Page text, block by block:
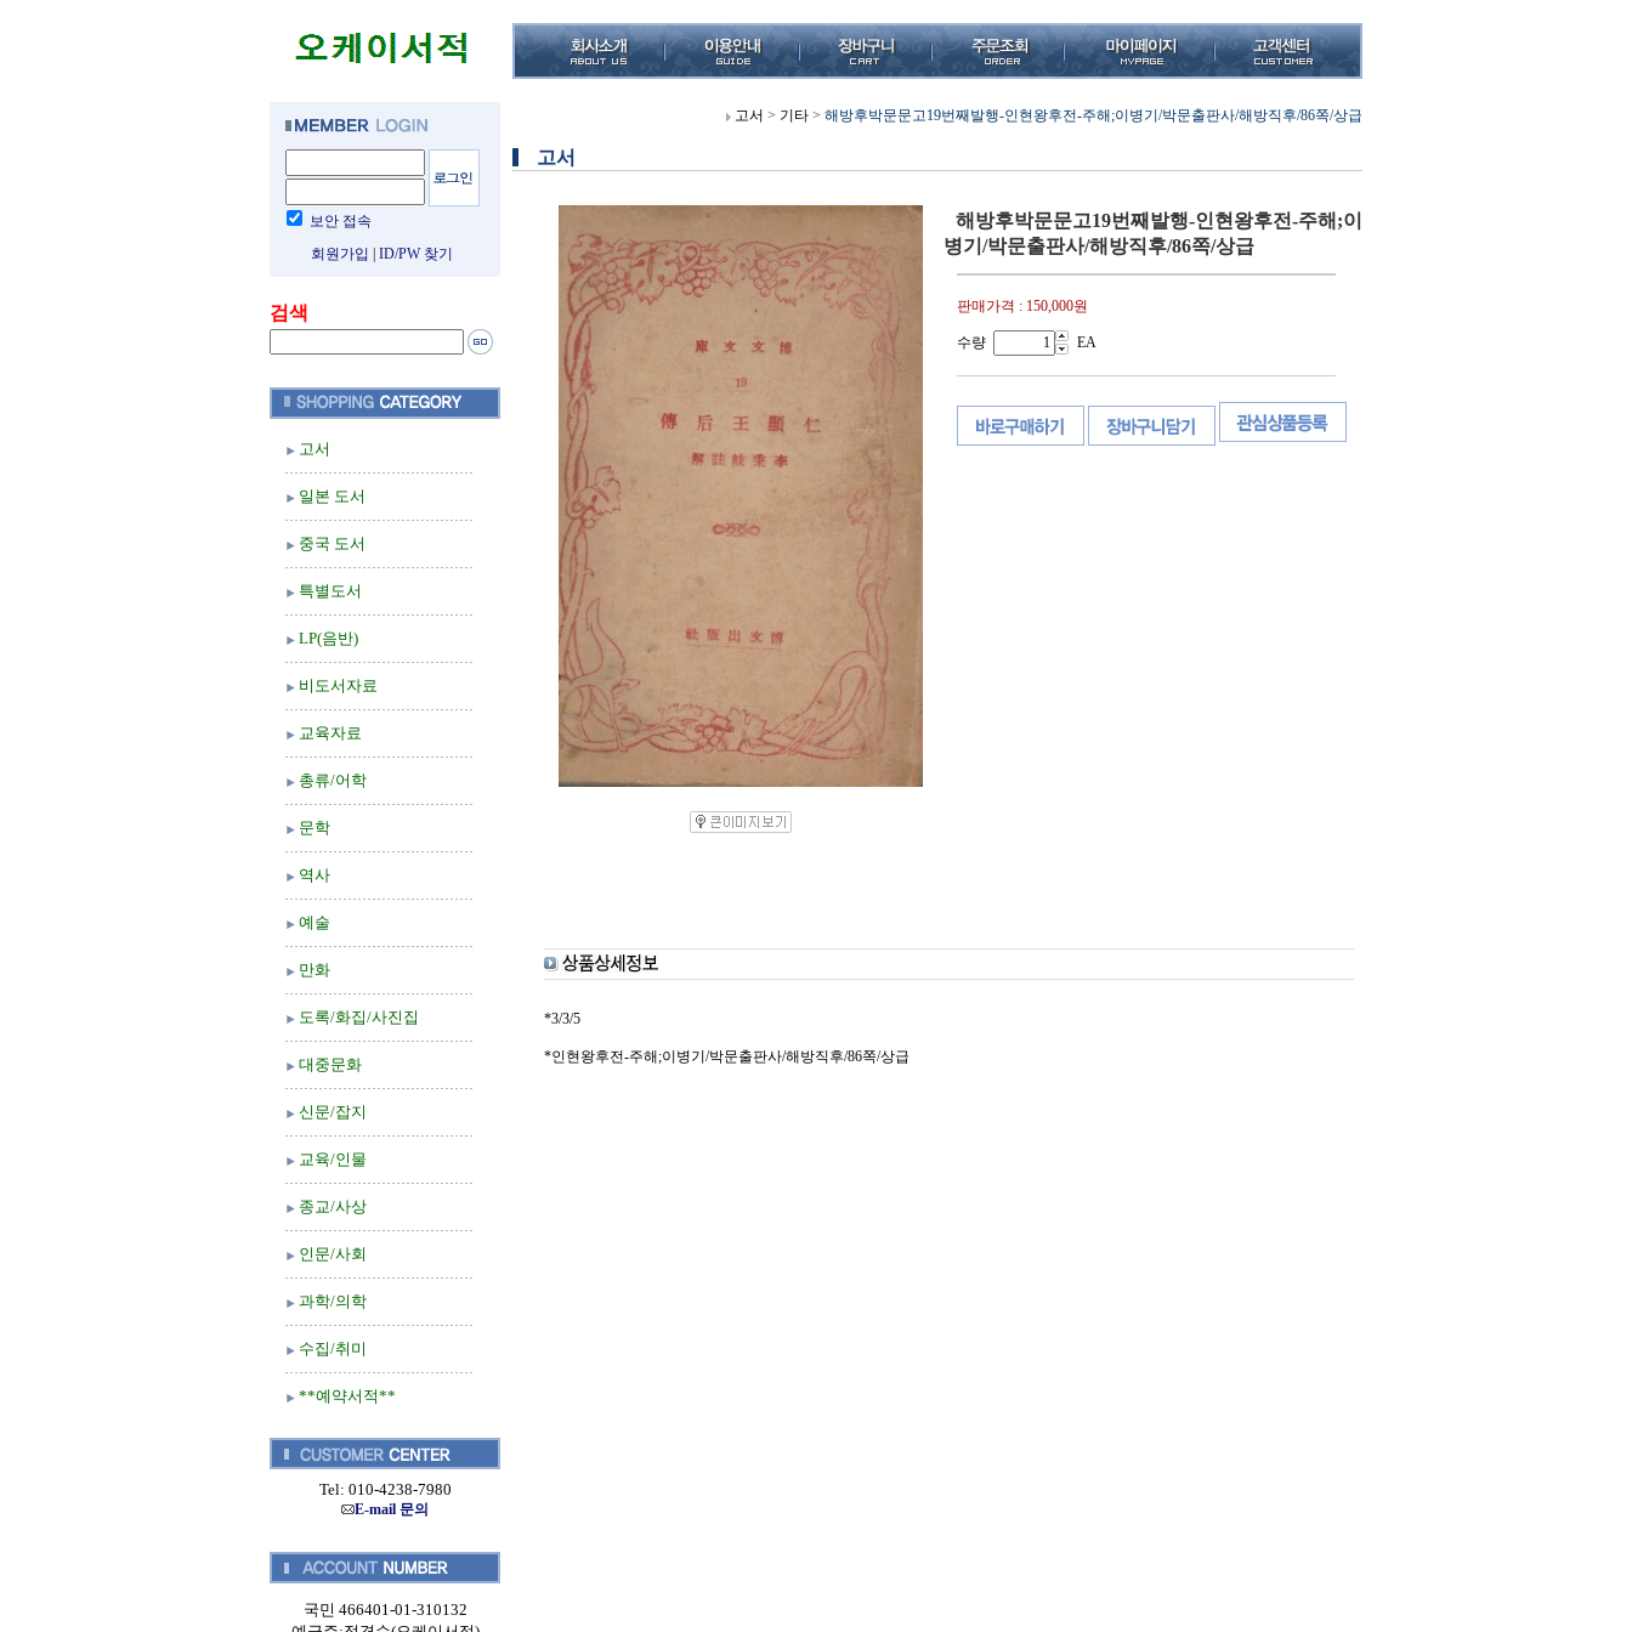
보안 접속
회원가입
ID/PW 찾기
검색
고서
일본 도서
중국 도서
특별도서
LP(음반)
비도서자료
교육자료
총류/어학
문학
역사
예술
만화
도록/화집/사진집
대중문화
신문/잡지
교육/인물
종교/사상
인문/사회
과학/의학
수집/취미
**예약서적**
Tel: 010-4238-7980
E-mail 문의
국민 466401-01-310132
고서 > 기타 > 해방후박문문고19번째발행-인현왕후전-주해;이병기/박문출판사/해방직후/86쪽/상급
고서
해방후박문문고19번째발행-인현왕후전-주해;이
병기/박문출판사/해방직후/86쪽/상급
판매가격 : 150,000원
수량 EA
*3/3/5
*인현왕후전-주해;이병기/박문출판사/해방직후/86쪽/상급